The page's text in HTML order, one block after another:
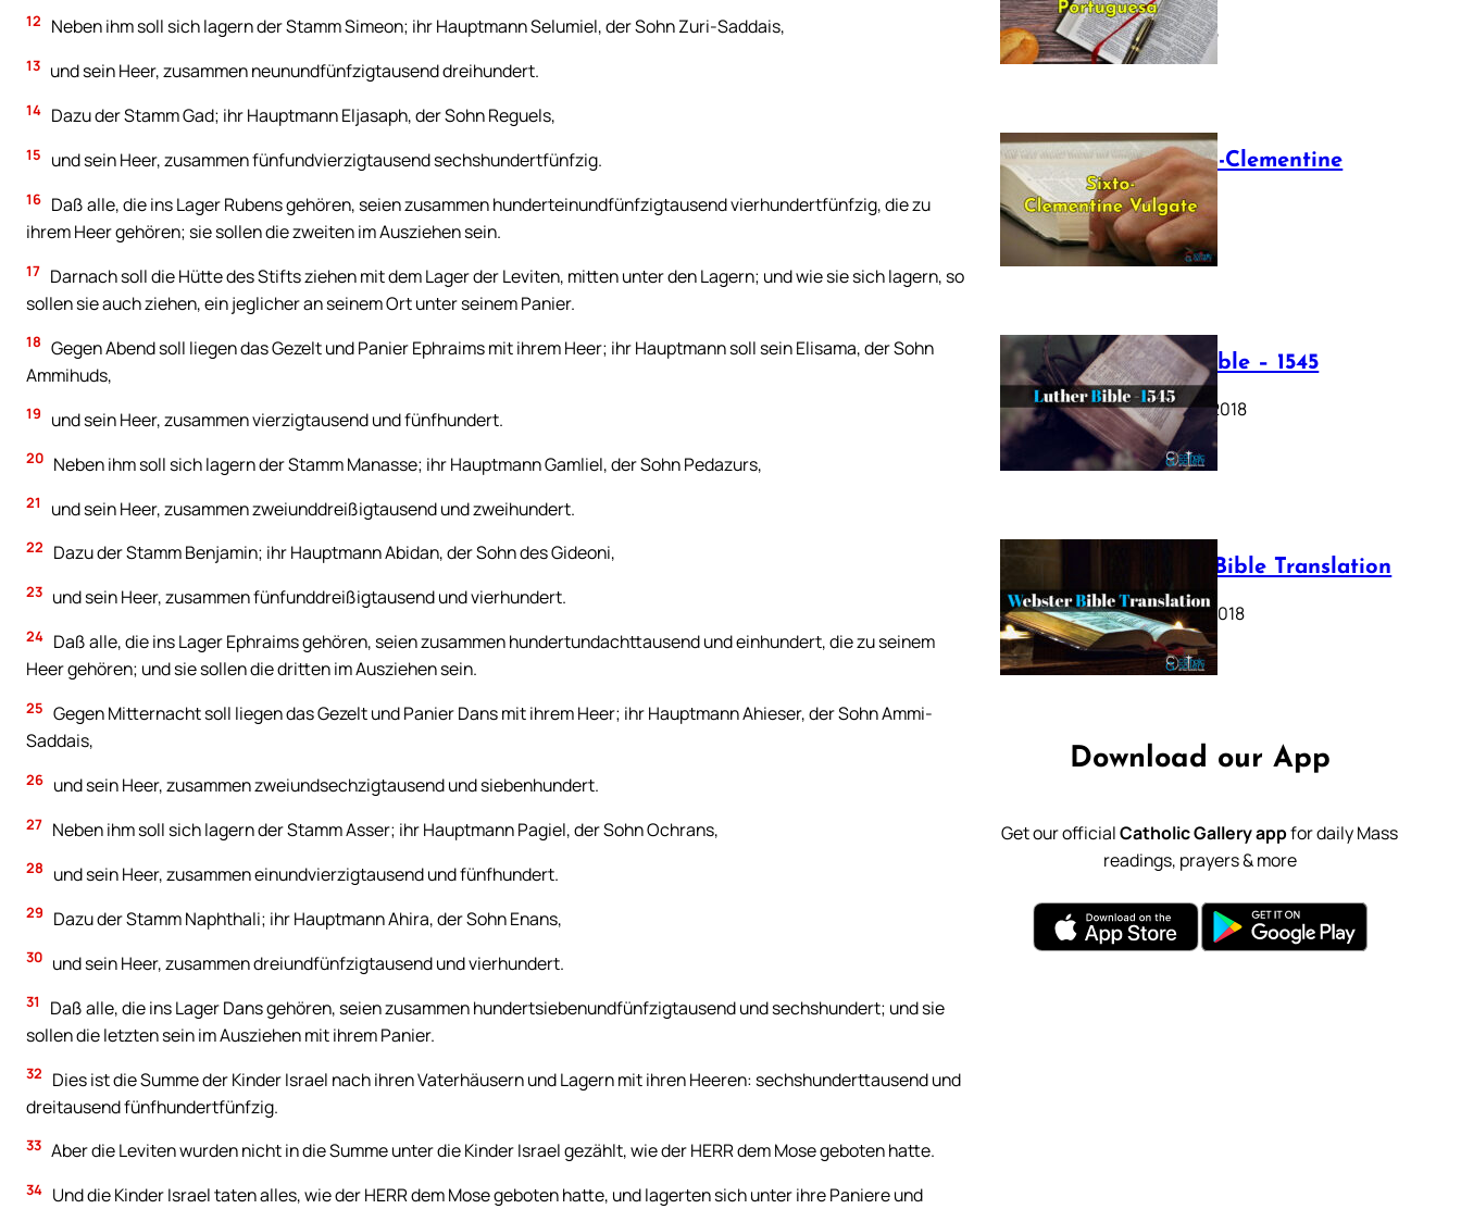
12 Neben ihm soll sich lagern der Stamm Simeon; ihr Hauptmann Selumiel, der Sohn Zuri-Saddais,
13 und sein Heer, zusammen neunundfünfzigtausend dreihundert.
14 Dazu der Stamm Gad; ihr Hauptmann Eljasaph, der Sohn Reguels,
15 und sein Heer, zusammen fünfundvierzigtausend sechshundertfünfzig.
16 Daß alle, die ins Lager Rubens gehören, seien zusammen hunderteinundfünfzigtausend vierhundertfünfzig, die zu
ihrem Heer gehören; sie sollen die zweiten im Ausziehen sein.
17 Darnach soll die Hütte des Stifts ziehen mit dem Lager der Leviten, mitten unter den Lagern; und wie sie sich lagern, so
sollen sie auch ziehen, ein jeglicher an seinem Ort unter seinem Panier.
18 Gegen Abend soll liegen das Gezelt und Panier Ephraims mit ihrem Heer; ihr Hauptmann soll sein Elisama, der Sohn
Ammihuds,
19 und sein Heer, zusammen vierzigtausend und fünfhundert.
20 Neben ihm soll sich lagern der Stamm Manasse; ihr Hauptmann Gamliel, der Sohn Pedazurs,
21 und sein Heer, zusammen zweiunddreißigtausend und zweihundert.
22 Dazu der Stamm Benjamin; ihr Hauptmann Abidan, der Sohn des Gideoni,
23 und sein Heer, zusammen fünfunddreißigtausend und vierhundert.
24 Daß alle, die ins Lager Ephraims gehören, seien zusammen hundertundachttausend und einhundert, die zu seinem
Heer gehören; und sie sollen die dritten im Ausziehen sein.
25 Gegen Mitternacht soll liegen das Gezelt und Panier Dans mit ihrem Heer; ihr Hauptmann Ahieser, der Sohn Ammi-
Saddais,
26 und sein Heer, zusammen zweiundsechzigtausend und siebenhundert.
27 Neben ihm soll sich lagern der Stamm Asser; ihr Hauptmann Pagiel, der Sohn Ochrans,
28 und sein Heer, zusammen einundvierzigtausend und fünfhundert.
29 Dazu der Stamm Naphthali; ihr Hauptmann Ahira, der Sohn Enans,
30 und sein Heer, zusammen dreiundfünfzigtausend und vierhundert.
31
Daß alle, die ins Lager Dans gehören, seien zusammen hundertsiebenundfünfzigtausend und sechshundert; und sie
sollen die letzten sein im Ausziehen mit ihrem Panier.
32
Dies ist die Summe der Kinder Israel nach ihren Vaterhäusern und Lagern mit ihren Heeren: sechshunderttausend und
dreitausend fünfhundertfünfzig.
33 Aber die Leviten wurden nicht in die Summe unter die Kinder Israel gezählt, wie der HERR dem Mose geboten hatte.
34 Und die Kinder Israel taten alles, wie der HERR dem Mose geboten hatte, und lagerten sich unter ihre Paniere und
July 16, 2025
The Sixto-Clementine
Vulgate
July 12, 2025
Luther Bible – 1545
October 17, 2018
Webster Bible Translation
October 11, 2018
Download our App
Get our officialCatholic Gallery appfor daily Mass
readings, prayers & more